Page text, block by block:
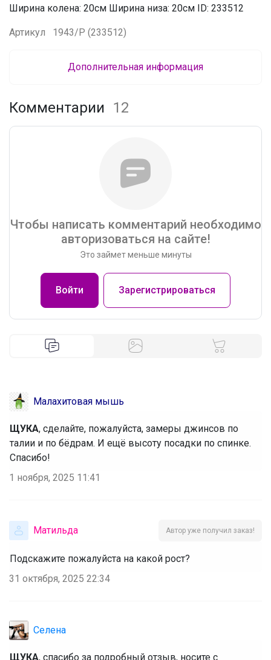
Ширина колена: 20см Ширина низа: 20см ID: 233512
Артикул 1943/P (233512)
Дополнительная информация
Комментарии 12
Чтобы написать комментарий необходимо
авторизоваться на сайте!
Это займет меньше минуты
Войти Зарегистрироваться
Малахитовая мышь
ЩУКА, сделайте, пожалуйста, замеры джинсов по
талии и по бёдрам. И ещё высоту посадки по спинке.
Спасибо!
1 ноября, 2025 11:41
Матильда Автор уже получил заказ!
Подскажите пожалуйста на какой рост?
31 октября, 2025 22:34
Селена
ЩУКА, спасибо за подробный отзыв, носите с